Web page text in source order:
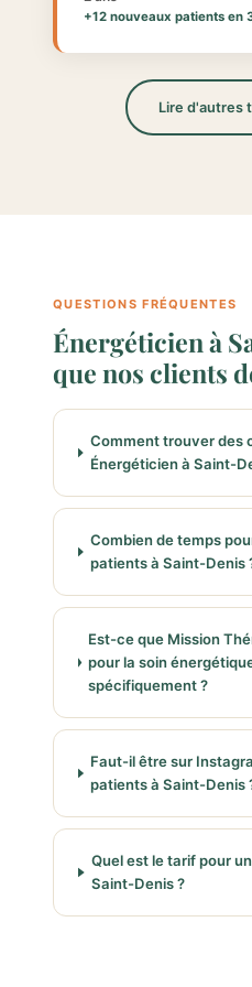
+12 nouveaux patients en
Lire d'autres
QUESTIONS FRÉQUENTES
Énergéticien à
que nos clients
Comment trouver des
Énergéticien à Saint-
Combien de temps
patients à Saint-Denis
Est-ce que Mission
pour la soin
spécifiquement ?
Faut-il être sur
patients à Saint-Denis
Quel est le tarif pour
Saint-Denis ?